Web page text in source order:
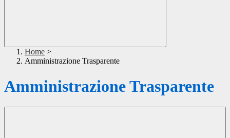
Home >
Amministrazione Trasparente
Amministrazione Trasparente